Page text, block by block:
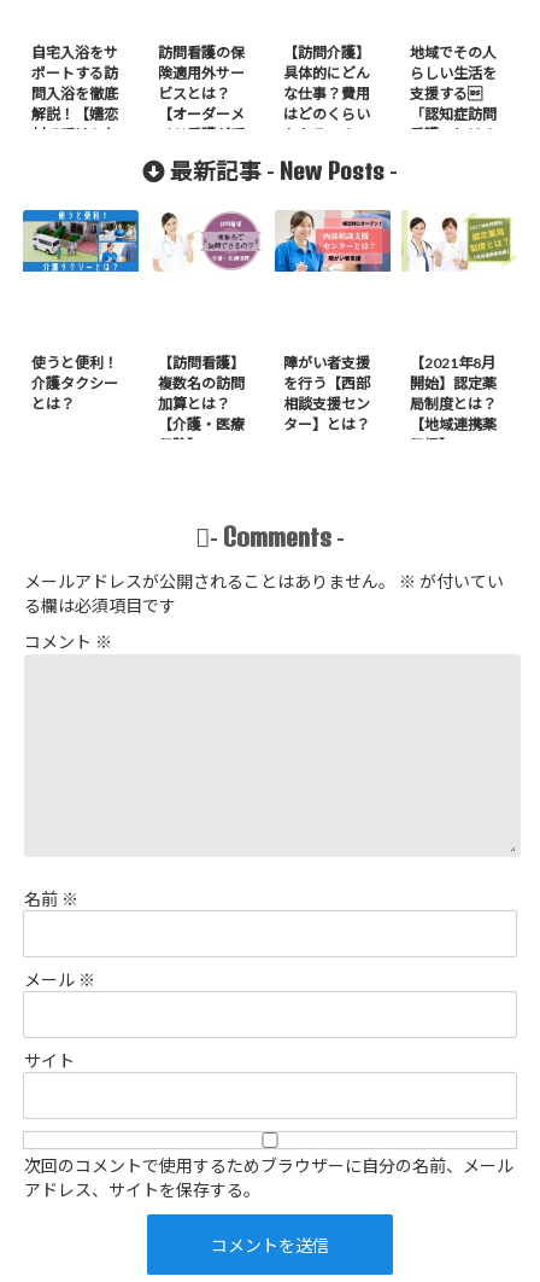
自宅入浴をサ
ポートする訪
問入浴を徹底
解説！【嬬恋
村で受けられ
訪問看護の保
険適用外サー
ビスとは？
【オーダーメ
イド看護が受
けられる】
【訪問介護】
具体的にどん
な仕事？費用
はどのくらい
かかるの？
地域でその人
らしい生活を
支援する
「認知症訪問
看護」とは？
最新記事 - New Posts -
使うと便利！
介護タクシー
とは？
【訪問看護】
複数名の訪問
加算とは？
【介護・医療
保険】
障がい者支援
を行う【西部
相談支援セン
ター】とは？
【2021年8月
開始】認定薬
局制度とは？
【地域連携薬
局編】
- Comments -
メールアドレスが公開されることはありません。 ※ が付いてい
る欄は必須項目です
コメント ※
名前 ※
メール ※
サイト
次回のコメントで使用するためブラウザーに自分の名前、メール
アドレス、サイトを保存する。